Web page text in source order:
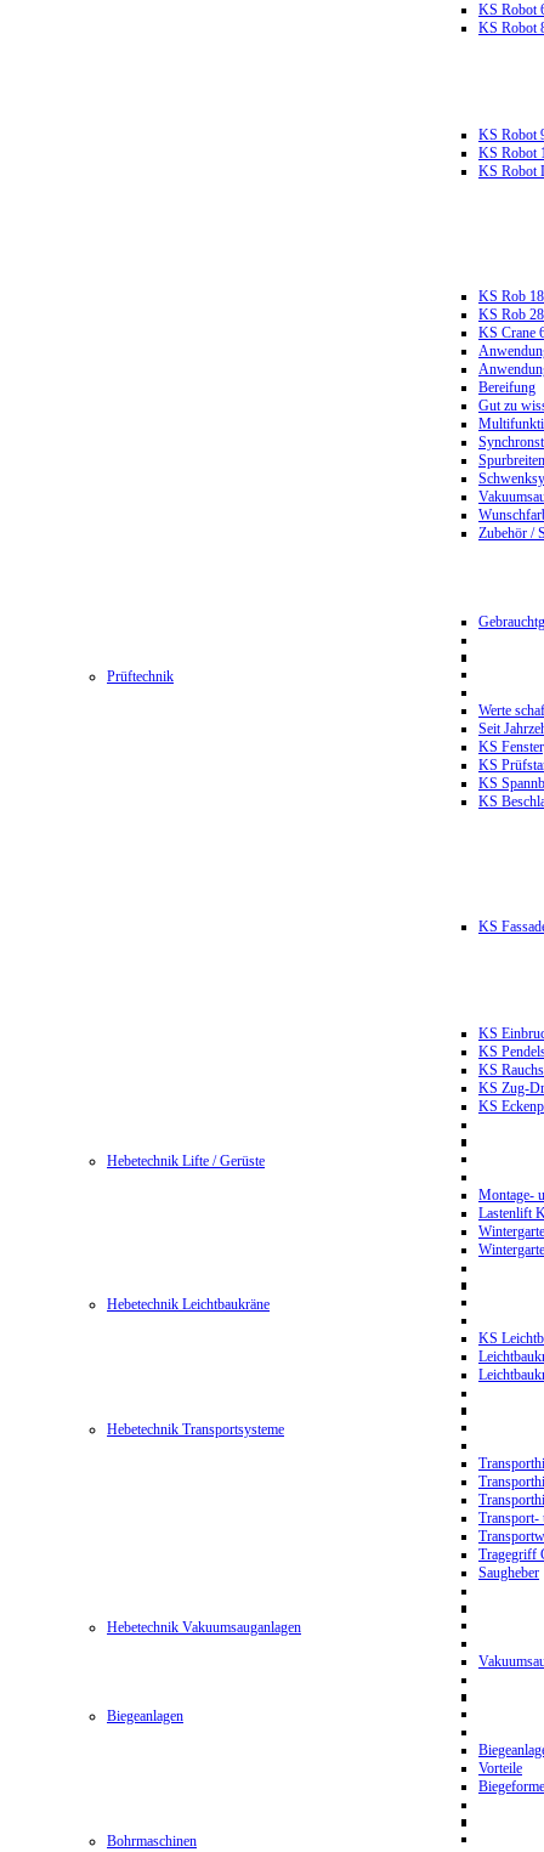
KS Robot
KS Robot
KS Robot
KS Robot
KS Robot
KS Rob
KS Rob
KS Crane
Bereifung
Gut zu
Zubehör /
Prüftechnik
Werte
Seit
KS
KS
KS
KS
KS
KS
KS
KS
KS Zug-
KS
Hebetechnik Lifte / Gerüste
Montage-
Lastenlift
Hebetechnik Leichtbaukräne
KS
Hebetechnik Transportsysteme
Transport-
Tragegriff
Saugheber
Hebetechnik Vakuumsauganlagen
Biegeanlagen
Vorteile
Bohrmaschinen